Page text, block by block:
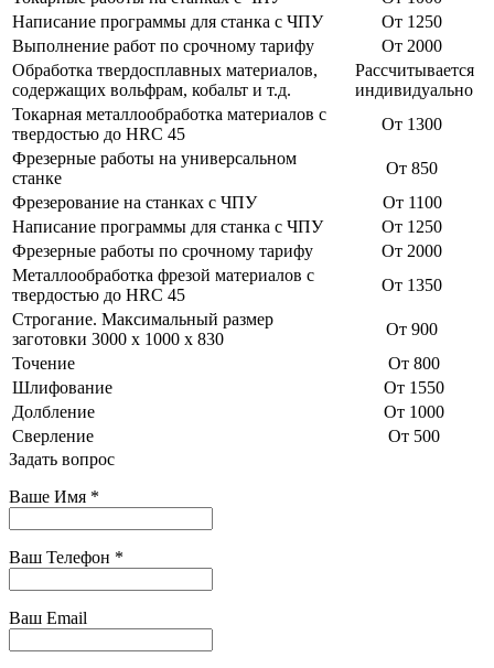
Написание программы для станка с ЧПУ
От 1250
Выполнение работ по срочному тарифу
От 2000
Обработка твердосплавных материалов,
содержащих вольфрам, кобальт и т.д.
Рассчитывается
индивидуально
Токарная металлообработка материалов с
твердостью до HRC 45
От 1300
Фрезерные работы на универсальном
станке
От 850
Фрезерование на станках с ЧПУ
От 1100
Написание программы для станка с ЧПУ
От 1250
Фрезерные работы по срочному тарифу
От 2000
Металлообработка фрезой материалов с
твердостью до HRC 45
От 1350
Строгание. Максимальный размер
заготовки 3000 х 1000 х 830
От 900
Точение
От 800
Шлифование
От 1550
Долбление
От 1000
Сверление
От 500
Задать вопрос
Ваше Имя *
Ваш Телефон *
Ваш Email